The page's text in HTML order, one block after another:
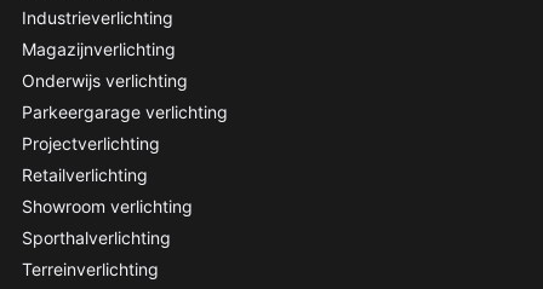
Industrieverlichting
Magazijnverlichting
Onderwijs verlichting
Parkeergarage verlichting
Projectverlichting
Retailverlichting
Showroom verlichting
Sporthalverlichting
Terreinverlichting